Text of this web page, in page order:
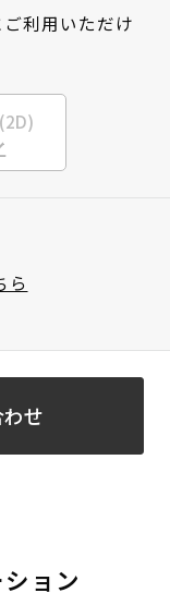
利用いただけ
ら
せ
ョン